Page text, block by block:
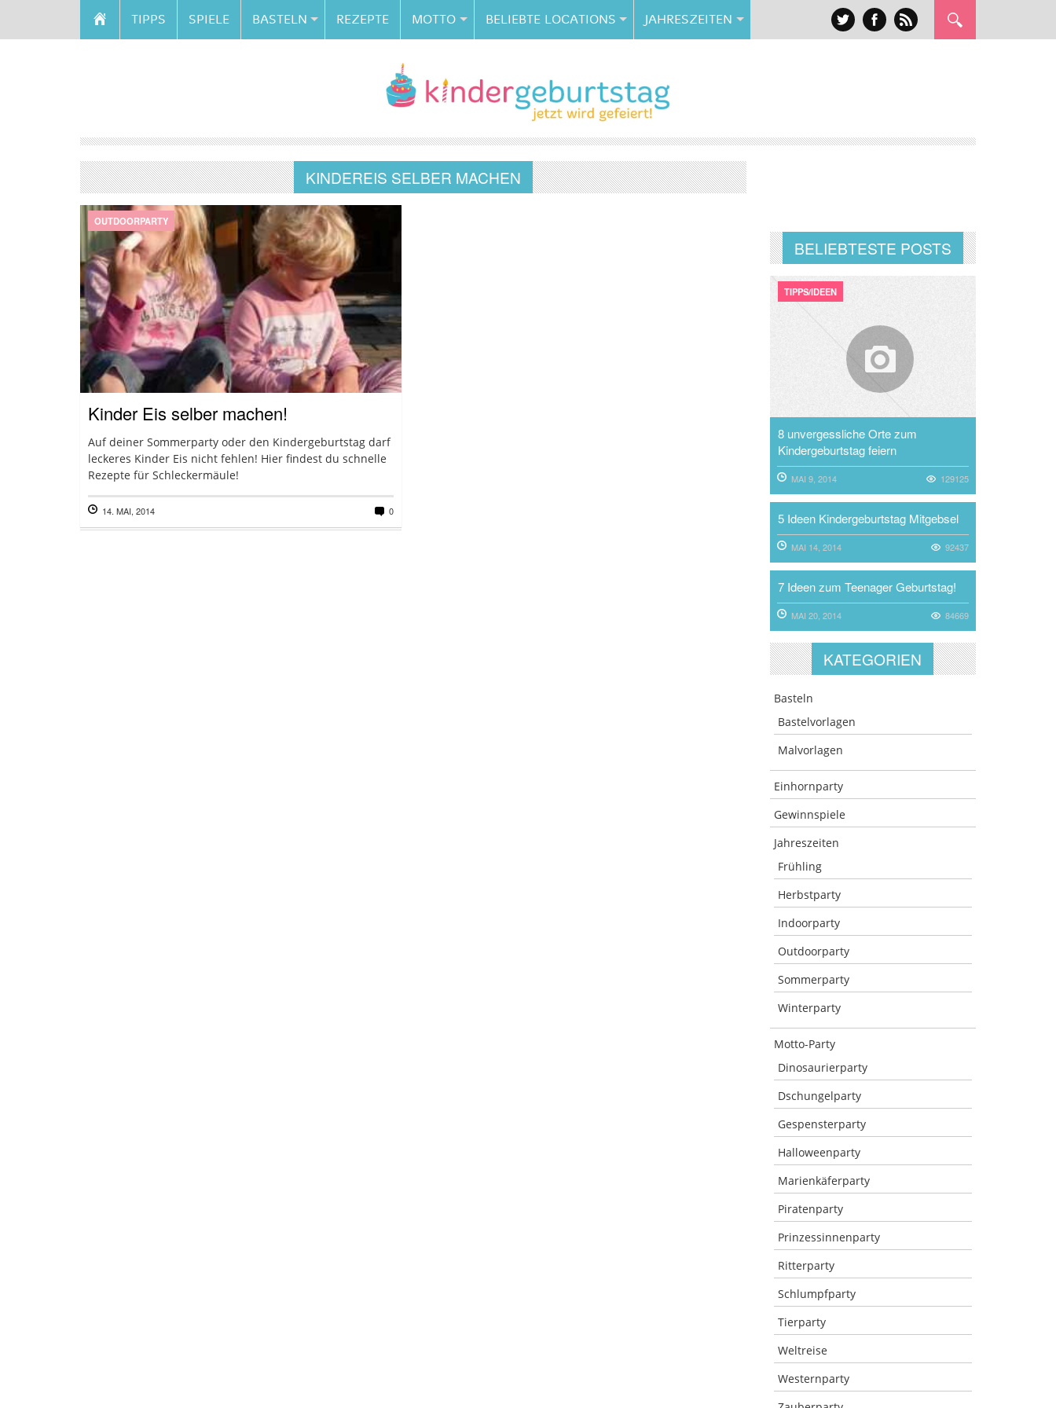
TIPPS SPIELE BASTELN REZEPTE MOTTO BELIEBTE LOCATIONS JAHRESZEITEN
KINDEREIS SELBER MACHEN
OUTDOORPARTY
Kinder Eis selber machen!
Auf deiner Sommerparty oder den Kindergeburtstag darf
leckeres Kinder Eis nicht fehlen! Hier findest du schnelle
Rezepte für Schleckermäule!
14. MAI, 2014 0
BELIEBTESTE POSTS
TIPPS/IDEEN
8 unvergessliche Orte zum
Kindergeburtstag feiern
MAI 9, 2014 129125
5 Ideen Kindergeburtstag Mitgebsel
MAI 14, 2014 92437
7 Ideen zum Teenager Geburtstag!
MAI 20, 2014 84669
KATEGORIEN
Basteln
Bastelvorlagen
Malvorlagen
Einhornparty
Gewinnspiele
Jahreszeiten
Frühling
Herbstparty
Indoorparty
Outdoorparty
Sommerparty
Winterparty
Motto-Party
Dinosaurierparty
Dschungelparty
Gespensterparty
Halloweenparty
Marienkäferparty
Piratenparty
Prinzessinnenparty
Ritterparty
Schlumpfparty
Tierparty
Weltreise
Westernparty